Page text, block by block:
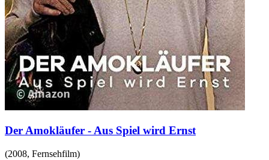
Der Amokläufer - Aus Spiel wird Ernst
(2008, Fernsehfilm)